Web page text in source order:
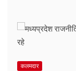
कलमदार